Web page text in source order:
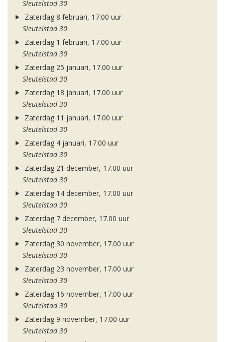
Sleutelstad 30
Zaterdag 8 februari, 17.00 uur
Sleutelstad 30
Zaterdag 1 februari, 17.00 uur
Sleutelstad 30
Zaterdag 25 januari, 17.00 uur
Sleutelstad 30
Zaterdag 18 januari, 17.00 uur
Sleutelstad 30
Zaterdag 11 januari, 17.00 uur
Sleutelstad 30
Zaterdag 4 januari, 17.00 uur
Sleutelstad 30
Zaterdag 21 december, 17.00 uur
Sleutelstad 30
Zaterdag 14 december, 17.00 uur
Sleutelstad 30
Zaterdag 7 december, 17.00 uur
Sleutelstad 30
Zaterdag 30 november, 17.00 uur
Sleutelstad 30
Zaterdag 23 november, 17.00 uur
Sleutelstad 30
Zaterdag 16 november, 17.00 uur
Sleutelstad 30
Zaterdag 9 november, 17.00 uur
Sleutelstad 30